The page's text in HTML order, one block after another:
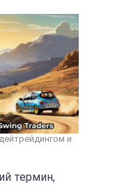
и
термин,